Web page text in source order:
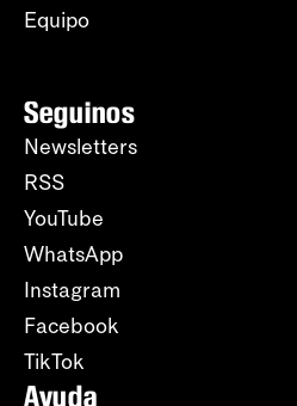
Equipo
Seguinos
Newsletters
RSS
YouTube
WhatsApp
Instagram
Facebook
TikTok
Ayuda